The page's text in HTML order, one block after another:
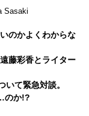
Sasaki
のかよくわからな
藤彩香とライター
て緊急対談。
のか!?